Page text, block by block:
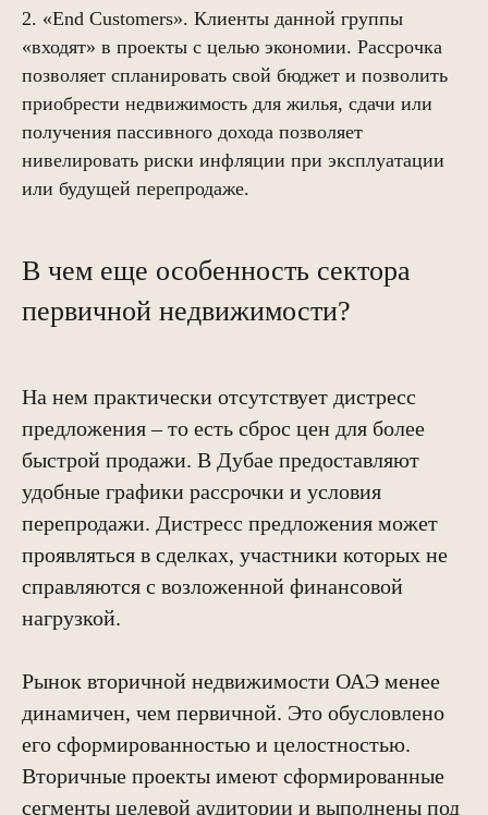
2. «End Customers». Клиенты данной группы
«входят» в проекты с целью экономии. Рассрочка
позволяет спланировать свой бюджет и позволить
приобрести недвижимость для жилья, сдачи или
получения пассивного дохода позволяет
нивелировать риски инфляции при эксплуатации
или будущей перепродаже.
В чем еще особенность сектора
первичной недвижимости?
На нем практически отсутствует дистресс
предложения – то есть сброс цен для более
быстрой продажи. В Дубае предоставляют
удобные графики рассрочки и условия
перепродажи. Дистресс предложения может
проявляться в сделках, участники которых не
справляются с возложенной финансовой
нагрузкой.
Рынок вторичной недвижимости ОАЭ менее
динамичен, чем первичной. Это обусловлено
его сформированностью и целостностью.
Вторичные проекты имеют сформированные
сегменты целевой аудитории и выполнены под